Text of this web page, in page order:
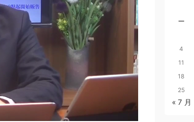
一
4
11
18
25
« 7 月